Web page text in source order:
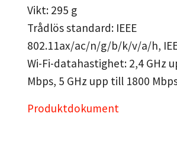
Vikt: 295 g
Trådlös standard: IEEE
802.11ax/ac/n/g/b/k/v/a/h,
Wi-Fi-datahastighet: 2,4 GHz
Mbps, 5 GHz upp till 1800
Produktdokument